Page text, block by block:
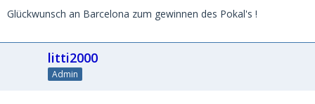
Glückwunsch an Barcelona zum gewinnen des Pokal's !
litti2000
Admin